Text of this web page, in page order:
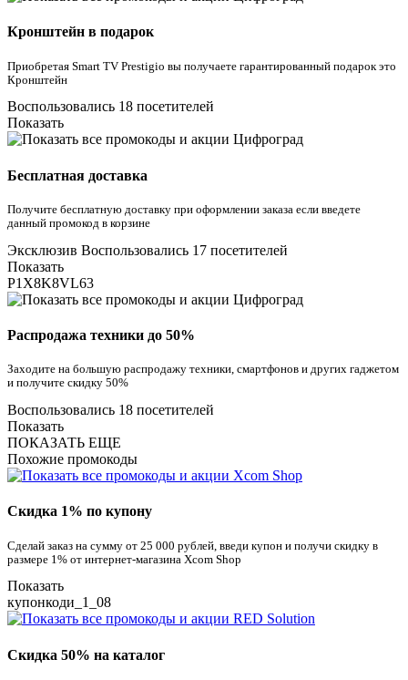
Кронштейн в подарок
Приобретая Smart TV Prestigio вы получаете гарантированный подарок это
Кронштейн
Воспользовались 18 посетителей
Показать
Бесплатная доставка
Получите бесплатную доставку при оформлении заказа если введете
данный промокод в корзине
Эксклюзив Воспользовались 17 посетителей
Показать
P1X8K8VL63
Распродажа техники до 50%
Заходите на большую распродажу техники, смартфонов и других гаджетом
и получите скидку 50%
Воспользовались 18 посетителей
Показать
ПОКАЗАТЬ ЕЩЕ
Похожие промокоды
Скидка 1% по купону
Сделай заказ на сумму от 25 000 рублей, введи купон и получи скидку в
размере 1% от интернет-магазина Xcom Shop
Показать
купонкоди_1_08
Скидка 50% на каталог